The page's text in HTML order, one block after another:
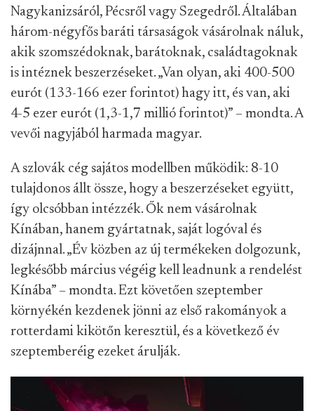
Nagykanizsáról, Pécsről vagy Szegedről. Általában
három-négyfős baráti társaságok vásárolnak náluk,
akik szomszédoknak, barátoknak, családtagoknak
is intéznek beszerzéseket. „Van olyan, aki 400-500
eurót (133-166 ezer forintot) hagy itt, és van, aki
4-5 ezer eurót (1,3-1,7 millió forintot)” – mondta. A
vevői nagyjából harmada magyar.
A szlovák cég sajátos modellben működik: 8-10
tulajdonos állt össze, hogy a beszerzéseket együtt,
így olcsóbban intézzék. Ők nem vásárolnak
Kínában, hanem gyártatnak, saját logóval és
dizájnnal. „Év közben az új termékeken dolgozunk,
legkésőbb március végéig kell leadnunk a rendelést
Kínába” – mondta. Ezt követően szeptember
környékén kezdenek jönni az első rakományok a
rotterdami kikötőn keresztül, és a következő év
szeptemberéig ezeket árulják.